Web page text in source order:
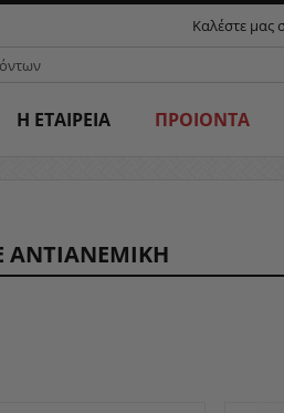
Καλέστε μας
H ΕΤΑΙΡΕΙΑ ΠΡΟΙΟΝΤΑ
ΑΝΤΙΑΝΕΜΙΚΗ